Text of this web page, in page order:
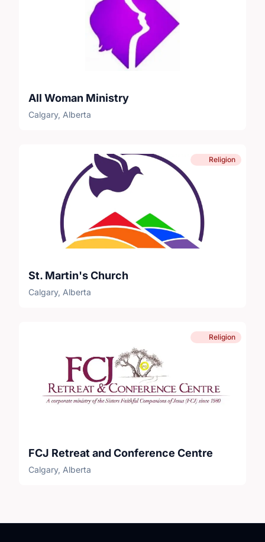
All Woman Ministry
Calgary, Alberta
Religion
St. Martin's Church
Calgary, Alberta
Religion
FCJ Retreat and Conference Centre
Calgary, Alberta